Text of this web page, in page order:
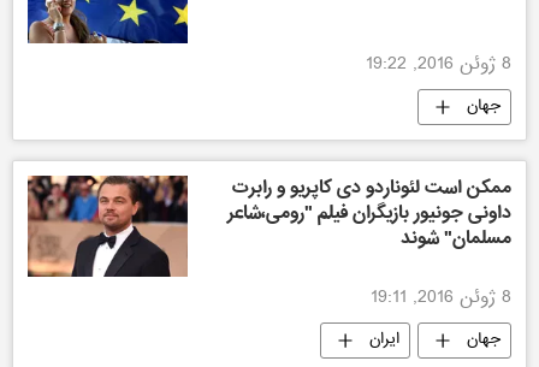
8 ژوئن 2016, 19:22
جهان
ممکن است لئوناردو دی کاپریو و رابرت
داونی جونیور بازیگران فیلم "رومی،شاعر
مسلمان" شوند
8 ژوئن 2016, 19:11
جهان ایران